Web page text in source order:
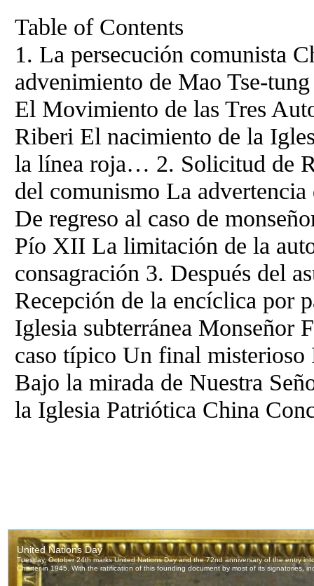
Table of Contents
1. La persecución comunista
advenimiento de Mao Tse-
El Movimiento de las Tres
Riberi El nacimiento de la
la línea roja… 2. Solicitud de
del comunismo La
De regreso al caso de
Pío XII La limitación de la
consagración 3. Después del
Recepción de la encíclica por
Iglesia subterránea Monseñor
caso típico Un final misterioso
Bajo la mirada de Nuestra
la Iglesia Patriótica China